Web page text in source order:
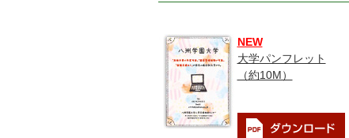
NEW
大学パンフレット
（約10M）